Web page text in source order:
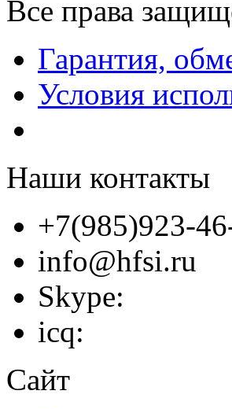
Все права
Гарантия,
Условия
Наши контакты
+7(985)923-
info@hfsi.ru
Skype:
icq:
Сайт